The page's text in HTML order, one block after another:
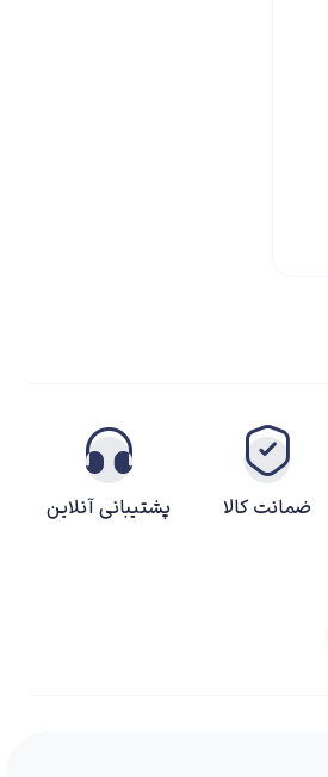
ضمانت کالا پشتیبانی آنلاین